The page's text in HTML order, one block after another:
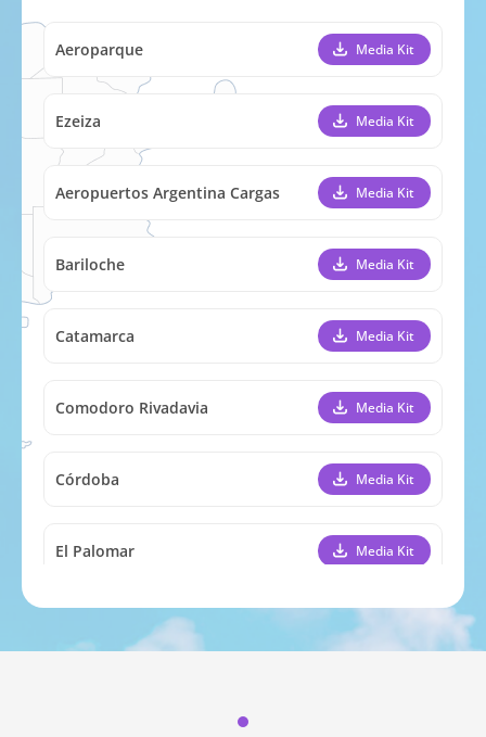
Aeroparque Media Kit
Ezeiza Media Kit
Aeropuertos Argentina Cargas Media Kit
Bariloche Media Kit
Catamarca Media Kit
Comodoro Rivadavia Media Kit
Córdoba Media Kit
El Palomar Media Kit